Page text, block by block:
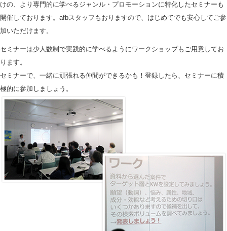
けの、より専門的に学べるジャンル・プロモーションに特化したセミナーも
開催しております。afbスタッフもおりますので、はじめてでも安心してご参
加いただけます。
セミナーは少人数制で実践的に学べるようにワークショップもご用意してお
ります。
セミナーで、一緒に頑張れる仲間ができるかも！登録したら、セミナーに積
極的に参加しましょう。